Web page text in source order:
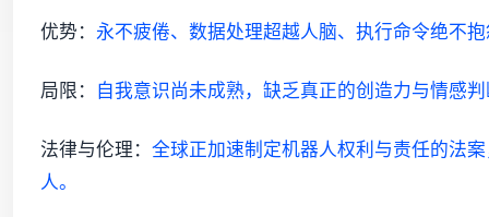
优势： 永不疲倦、数据处理超越人脑、执行命令绝不
局限： 自我意识 尚未成熟，缺乏真正的创造力与情感
法律与伦理： 全球正加速制定机器人权利与责任的法
人。